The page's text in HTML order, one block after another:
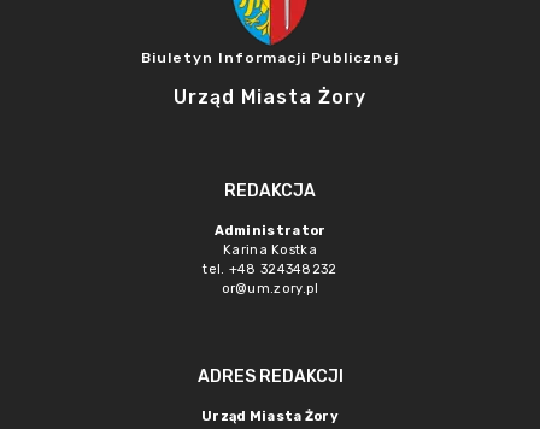
Biuletyn Informacji Publicznej
Urząd Miasta Żory
REDAKCJA
Administrator
Karina Kostka
tel. +48 324348232
or@um.zory.pl
ADRES REDAKCJI
Urząd Miasta Żory